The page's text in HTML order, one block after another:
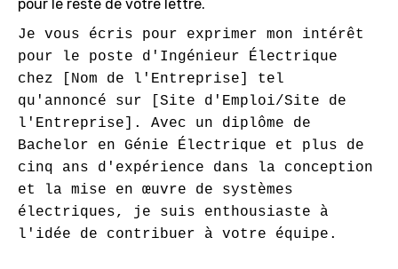
pour le reste de votre lettre.
Je vous écris pour exprimer mon intérêt
pour le poste d'Ingénieur Électrique
chez [Nom de l'Entreprise] tel
qu'annoncé sur [Site d'Emploi/Site de
l'Entreprise]. Avec un diplôme de
Bachelor en Génie Électrique et plus de
cinq ans d'expérience dans la conception
et la mise en œuvre de systèmes
électriques, je suis enthousiaste à